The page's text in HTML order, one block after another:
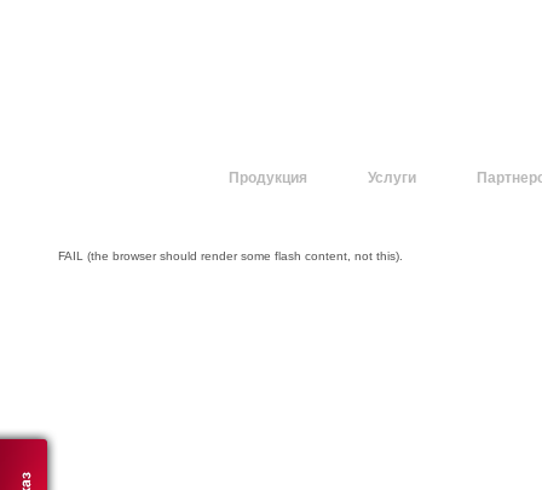
Продукция Услуги
FAIL (the browser should render some flash content, not this).